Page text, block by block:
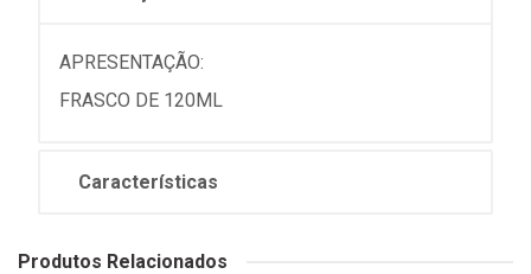
APRESENTAÇÃO:
FRASCO DE 120ML
Características
Produtos Relacionados